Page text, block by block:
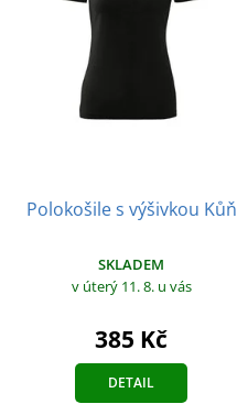
Polokošile s výšivkou Kůň
SKLADEM
v úterý 11. 8. u vás
385 Kč
DETAIL